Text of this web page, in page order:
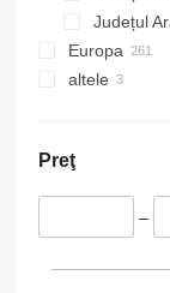
TGX
TGX
TGX
TGX
TGX
Unimog
Vario
Vito
Trafic
Zoe
VNL
Județul
Europa
altele
Preţ
–